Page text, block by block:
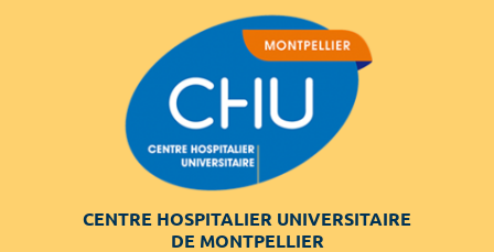
CENTRE HOSPITALIER UNIVERSITAIRE
DE MONTPELLIER